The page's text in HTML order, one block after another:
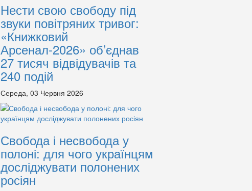
Нести свою свободу під
звуки повітряних тривог:
«Книжковий
Арсенал-2026» об’єднав
27 тисяч відвідувачів та
240 подій
Середа, 03 Червня 2026
Свобода і несвобода у
полоні: для чого українцям
досліджувати полонених
росіян